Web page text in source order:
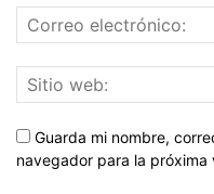
Guarda mi nombre,
navegador para la próxima